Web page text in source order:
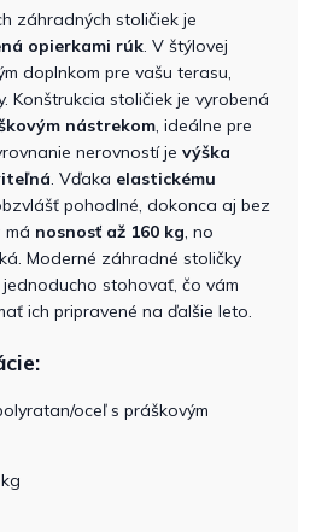
záhradných stoličiek je
opierkami rúk . V štýlovej
doplnkom pre vašu terasu,
Konštrukcia stoličiek je vyrobená
nástrekom , ideálne pre
nerovností je výška
. Vďaka elastickému
pohodlné, dokonca aj bez
má nosnosť až 160 kg , no
Moderné záhradné stoličky
stohovať, čo vám
ich pripravené na ďalšie leto.
oceľ s práškovým